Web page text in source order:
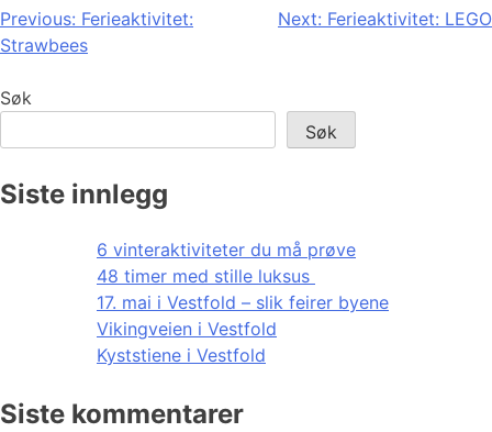
Innleggsnavigasjon
Previous: Ferieaktivitet:
Strawbees
Next: Ferieaktivitet: LEGO
Søk
Søk
Siste innlegg
6 vinteraktiviteter du må prøve
48 timer med stille luksus
17. mai i Vestfold – slik feirer byene
Vikingveien i Vestfold
Kyststiene i Vestfold
Siste kommentarer